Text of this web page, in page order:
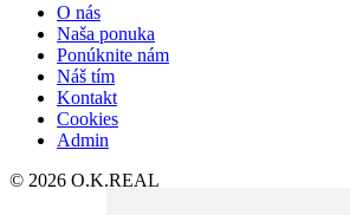
O nás
Naša ponuka
Ponúknite nám
Náš tím
Kontakt
Cookies
Admin
© 2026 O.K.REAL